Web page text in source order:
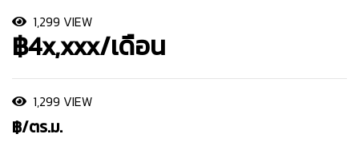
1,299 VIEW
฿4x,xxx/เดือน
1,299 VIEW
฿/ตร.ม.